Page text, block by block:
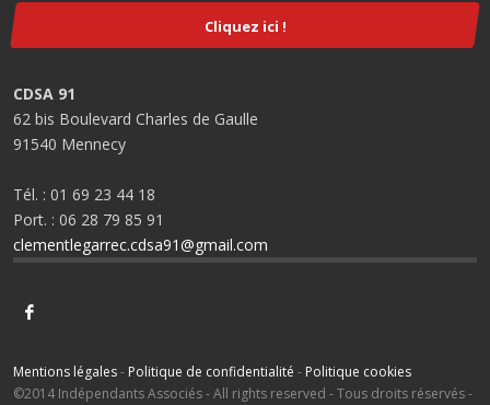
Cliquez ici !
CDSA 91
62 bis Boulevard Charles de Gaulle
91540 Mennecy
Tél. : 01 69 23 44 18
Port. : 06 28 79 85 91
clementlegarrec.cdsa91@gmail.com
Mentions légales- Politique de confidentialité - Politique cookies
©2014 Indépendants Associés - All rights reserved - Tous droits réservés -